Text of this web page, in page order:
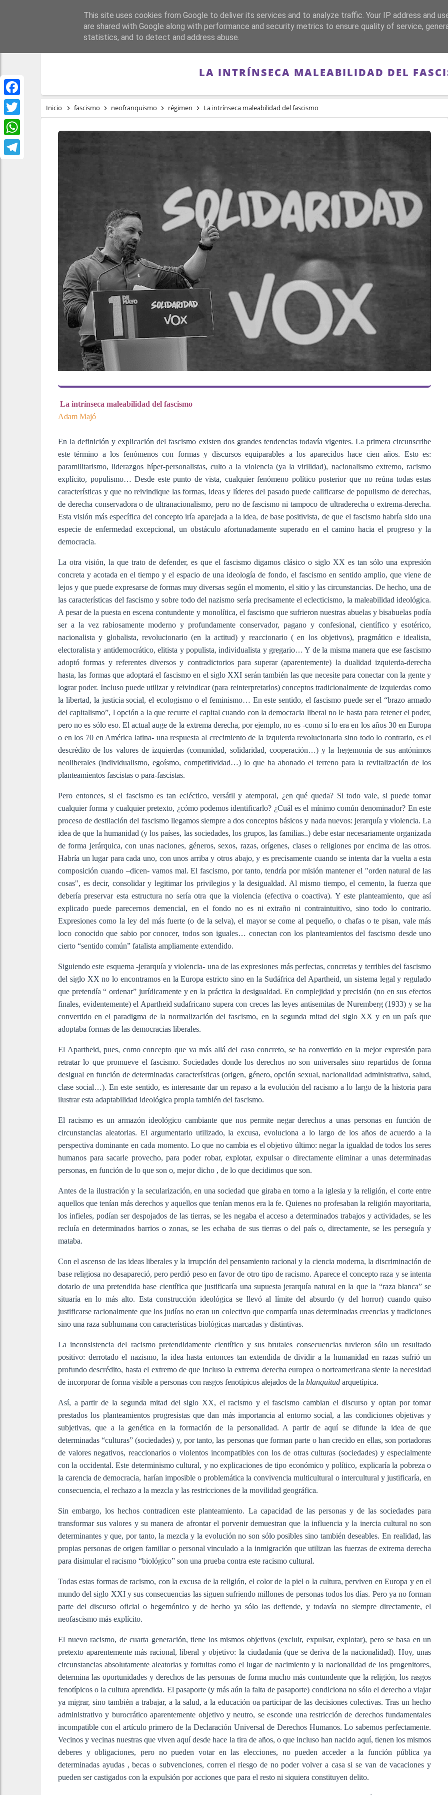
Facebook
Twitter
WhatsApp
PORTADA REPÚBLICA FRANQUISMO GUERRA DE ESPAÑA MEMORIA
LA INTRÍNSECA MALEABILIDAD DEL
Inicio fascismo neofranquismo régimen La intrínseca maleabilidad del fascismo
La intrínseca maleabilidad del fascismo
Adam Majó
En la definición y explicación del fascismo existen dos grandes tendencias todavía vigentes. La primera circunscribe
este término a los fenómenos con formas y discursos equiparables a los aparecidos hace cien años. Esto es:
paramilitarismo, liderazgos híper-personalistas, culto a la violencia (ya la virilidad), nacionalismo extremo, racismo
explícito, populismo… Desde este punto de vista, cualquier fenómeno político posterior que no reúna todas estas
características y que no reivindique las formas, ideas y líderes del pasado puede calificarse de populismo de derechas,
de derecha conservadora o de ultranacionalismo, pero no de fascismo ni tampoco de ultraderecha o extrema-derecha.
Esta visión más específica del concepto iría aparejada a la idea, de base positivista, de que el fascismo habría sido una
especie de enfermedad excepcional, un obstáculo afortunadamente superado en el camino hacia el progreso y la
democracia.
La otra visión, la que trato de defender, es que el fascismo digamos clásico o siglo XX es tan sólo una expresión
concreta y acotada en el tiempo y el espacio de una ideología de fondo, el fascismo en sentido amplio, que viene de
lejos y que puede expresarse de formas muy diversas según el momento, el sitio y las circunstancias. De hecho, una de
las características del fascismo y sobre todo del nazismo sería precisamente el eclecticismo, la maleabilidad ideológica.
A pesar de la puesta en escena contundente y monolítica, el fascismo que sufrieron nuestras abuelas y bisabuelas podía
ser a la vez rabiosamente moderno y profundamente conservador, pagano y confesional, científico y esotérico,
nacionalista y globalista, revolucionario (en la actitud) y reaccionario ( en los objetivos), pragmático e idealista,
electoralista y antidemocrático, elitista y populista, individualista y gregario… Y de la misma manera que ese fascismo
adoptó formas y referentes diversos y contradictorios para superar (aparentemente) la dualidad izquierda-derecha
hasta, las formas que adoptará el fascismo en el siglo XXI serán también las que necesite para conectar con la gente y
lograr poder. Incluso puede utilizar y reivindicar (para reinterpretarlos) conceptos tradicionalmente de izquierdas como
la libertad, la justicia social, el ecologismo o el feminismo… En este sentido, el fascismo puede ser el “brazo armado
del capitalismo”, l opción a la que recurre el capital cuando con la democracia liberal no le basta para retener el poder,
pero no es sólo eso. El actual auge de la extrema derecha, por ejemplo, no es -como sí lo era en los años 30 en Europa
o en los 70 en América latina- una respuesta al crecimiento de la izquierda revolucionaria sino todo lo contrario, es el
descrédito de los valores de izquierdas (comunidad, solidaridad, cooperación…) y la hegemonía de sus antónimos
neoliberales (individualismo, egoísmo, competitividad…) lo que ha abonado el terreno para la revitalización de los
planteamientos fascistas o para-fascistas.
Pero entonces, si el fascismo es tan ecléctico, versátil y atemporal, ¿en qué queda? Si todo vale, si puede tomar
cualquier forma y cualquier pretexto, ¿cómo podemos identificarlo? ¿Cuál es el mínimo común denominador? En este
proceso de destilación del fascismo llegamos siempre a dos conceptos básicos y nada nuevos: jerarquía y violencia. La
idea de que la humanidad (y los países, las sociedades, los grupos, las familias..) debe estar necesariamente organizada
de forma jerárquica, con unas naciones, géneros, sexos, razas, orígenes, clases o religiones por encima de las otros.
Habría un lugar para cada uno, con unos arriba y otros abajo, y es precisamente cuando se intenta dar la vuelta a esta
composición cuando –dicen- vamos mal. El fascismo, por tanto, tendría por misión mantener el "orden natural de las
cosas", es decir, consolidar y legitimar los privilegios y la desigualdad. Al mismo tiempo, el cemento, la fuerza que
debería preservar esta estructura no sería otra que la violencia (efectiva o coactiva). Y este planteamiento, que así
explicado puede parecernos demencial, en el fondo no es ni extraño ni contraintuitivo, sino todo lo contrario.
Expresiones como la ley del más fuerte (o de la selva), el mayor se come al pequeño, o chafas o te pisan, vale más
loco conocido que sabio por conocer, todos son iguales… conectan con los planteamientos del fascismo desde uno
cierto “sentido común” fatalista ampliamente extendido.
Siguiendo este esquema -jerarquía y violencia- una de las expresiones más perfectas, concretas y terribles del fascismo
del siglo XX no lo encontramos en la Europa estricto sino en la Sudáfrica del Apartheid, un sistema legal y regulado
que pretendía “ ordenar” jurídicamente y en la práctica la desigualdad. En complejidad y precisión (no en sus efectos
finales, evidentemente) el Apartheid sudafricano supera con creces las leyes antisemitas de Nuremberg (1933) y se ha
convertido en el paradigma de la normalización del fascismo, en la segunda mitad del siglo XX y en un país que
adoptaba formas de las democracias liberales.
El Apartheid, pues, como concepto que va más allá del caso concreto, se ha convertido en la mejor expresión para
retratar lo que promueve el fascismo. Sociedades donde los derechos no son universales sino repartidos de forma
desigual en función de determinadas características (origen, género, opción sexual, nacionalidad administrativa, salud,
clase social…). En este sentido, es interesante dar un repaso a la evolución del racismo a lo largo de la historia para
ilustrar esta adaptabilidad ideológica propia también del fascismo.
El racismo es un armazón ideológico cambiante que nos permite negar derechos a unas personas en función de
circunstancias aleatorias. El argumentario utilizado, la excusa, evoluciona a lo largo de los años de acuerdo a la
perspectiva dominante en cada momento. Lo que no cambia es el objetivo último: negar la igualdad de todos los seres
humanos para sacarle provecho, para poder robar, explotar, expulsar o directamente eliminar a unas determinadas
personas, en función de lo que son o, mejor dicho , de lo que decidimos que son.
Antes de la ilustración y la secularización, en una sociedad que giraba en torno a la iglesia y la religión, el corte entre
aquellos que tenían más derechos y aquellos que tenían menos era la fe. Quienes no profesaban la religión mayoritaria,
los infieles, podían ser despojados de las tierras, se les negaba el acceso a determinados trabajos y actividades, se les
recluía en determinados barrios o zonas, se les echaba de sus tierras o del país o, directamente, se les perseguía y
mataba.
Con el ascenso de las ideas liberales y la irrupción del pensamiento racional y la ciencia moderna, la discriminación de
base religiosa no desapareció, pero perdió peso en favor de otro tipo de racismo. Aparece el concepto raza y se intenta
dotarlo de una pretendida base científica que justificaría una supuesta jerarquía natural en la que la “raza blanca” se
situaría en lo más alto. Esta construcción ideológica se llevó al límite del absurdo (y del horror) cuando quiso
justificarse racionalmente que los judíos no eran un colectivo que compartía unas determinadas creencias y tradiciones
sino una raza subhumana con características biológicas marcadas y distintivas.
La inconsistencia del racismo pretendidamente científico y sus brutales consecuencias tuvieron sólo un resultado
positivo: derrotado el nazismo, la idea hasta entonces tan extendida de dividir a la humanidad en razas sufrió un
profundo descrédito, hasta el extremo de que incluso la extrema derecha europea o norteamericana siente la necesidad
de incorporar de forma visible a personas con rasgos fenotípicos alejados de la blanquitud arquetípica.
Así, a partir de la segunda mitad del siglo XX, el racismo y el fascismo cambian el discurso y optan por tomar
prestados los planteamientos progresistas que dan más importancia al entorno social, a las condiciones objetivas y
subjetivas, que a la genética en la formación de la personalidad. A partir de aquí se difunde la idea de que
determinadas “culturas” (sociedades) y, por tanto, las personas que forman parte o han crecido en ellas, son portadoras
de valores negativos, reaccionarios o violentos incompatibles con los de otras culturas (sociedades) y especialmente
con la occidental. Este determinismo cultural, y no explicaciones de tipo económico y político, explicaría la pobreza o
la carencia de democracia, harían imposible o problemática la convivencia multicultural o intercultural y justificaría, en
consecuencia, el rechazo a la mezcla y las restricciones de la movilidad geográfica.
Sin embargo, los hechos contradicen este planteamiento. La capacidad de las personas y de las sociedades para
transformar sus valores y su manera de afrontar el porvenir demuestran que la influencia y la inercia cultural no son
determinantes y que, por tanto, la mezcla y la evolución no son sólo posibles sino también deseables. En realidad, las
propias personas de origen familiar o personal vinculado a la inmigración que utilizan las fuerzas de extrema derecha
para disimular el racismo “biológico” son una prueba contra este racismo cultural.
Todas estas formas de racismo, con la excusa de la religión, el color de la piel o la cultura, perviven en Europa y en el
mundo del siglo XXI y sus consecuencias las siguen sufriendo millones de personas todos los días. Pero ya no forman
parte del discurso oficial o hegemónico y de hecho ya sólo las defiende, y todavía no siempre directamente, el
neofascismo más explícito.
El nuevo racismo, de cuarta generación, tiene los mismos objetivos (excluir, expulsar, explotar), pero se basa en un
pretexto aparentemente más racional, liberal y objetivo: la ciudadanía (que se deriva de la nacionalidad). Hoy, unas
circunstancias absolutamente aleatorias y fortuitas como el lugar de nacimiento y la nacionalidad de los progenitores,
determina las oportunidades y derechos de las personas de forma mucho más contundente que la religión, los rasgos
fenotípicos o la cultura aprendida. El pasaporte (y más aún la falta de pasaporte) condiciona no sólo el derecho a viajar
ya migrar, sino también a trabajar, a la salud, a la educación oa participar de las decisiones colectivas. Tras un hecho
administrativo y burocrático aparentemente objetivo y neutro, se esconde una restricción de derechos fundamentales
incompatible con el artículo primero de la Declaración Universal de Derechos Humanos. Lo sabemos perfectamente.
Vecinos y vecinas nuestras que viven aquí desde hace la tira de años, o que incluso han nacido aquí, tienen los mismos
deberes y obligaciones, pero no pueden votar en las elecciones, no pueden acceder a la función pública ya
determinadas ayudas , becas o subvenciones, corren el riesgo de no poder volver a casa si se van de vacaciones y
pueden ser castigados con la expulsión por acciones que para el resto ni siquiera constituyen delito.
This site uses cookies from Google to deliver its services and to analyze traffic. Your IP address and
are shared with Google along with performance and security metrics to ensure quality of service,
statistics, and to detect and address abuse.